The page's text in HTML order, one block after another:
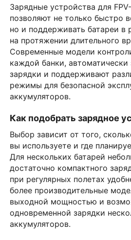
Зарядные устройства для
позволяют не только быстро
но и поддерживать батареи в
на протяжении длительного
Современные модели
каждой банки,
зарядки и поддерживают
режимы для безопасной
аккумуляторов.
Как подобрать зарядное
Выбор зависит от того,
вы используете и где
Для нескольких батарей
достаточно компактного
при регулярных полетах
более производительные
выходной мощностью и
одновременной зарядки
аккумуляторов.